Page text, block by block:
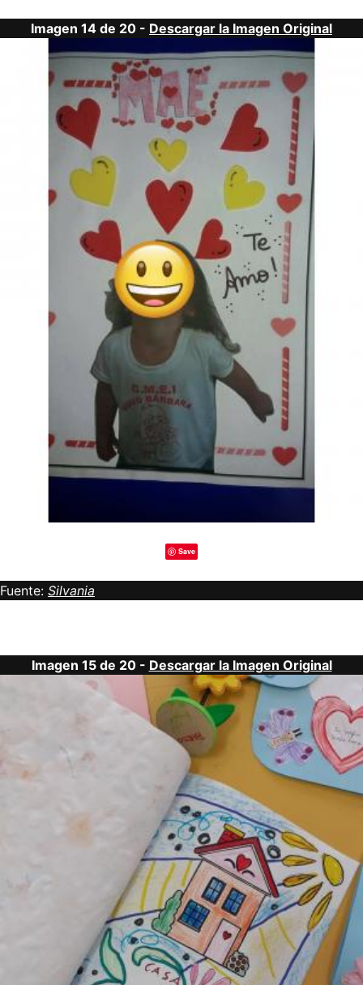
Imagen 14 de 20 - Descargar la Imagen Original
Save
Fuente: Silvania
Imagen 15 de 20 - Descargar la Imagen Original